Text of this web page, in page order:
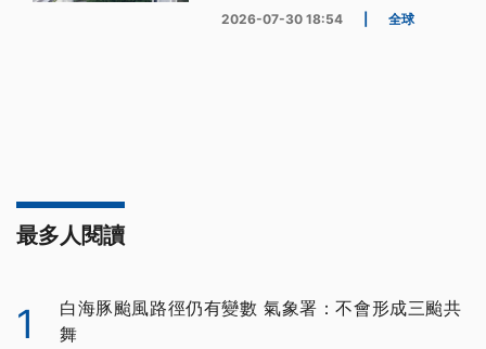
2026-07-30 18:54 全球
最多人閱讀
1
白海豚颱風路徑仍有變數 氣象署：不會形成三颱共
舞